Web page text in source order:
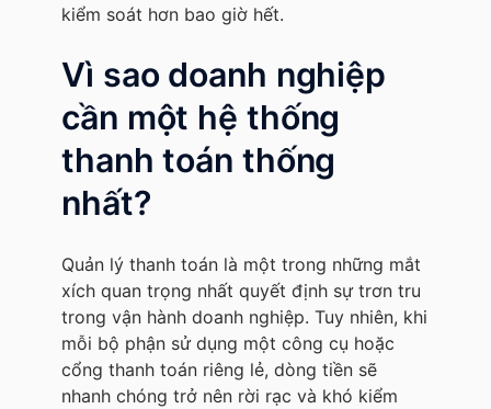
kiểm soát hơn bao giờ hết.
Vì sao doanh nghiệp
cần một hệ thống
thanh toán thống
nhất?
Quản lý thanh toán là một trong những mắt
xích quan trọng nhất quyết định sự trơn tru
trong vận hành doanh nghiệp. Tuy nhiên, khi
mỗi bộ phận sử dụng một công cụ hoặc
cổng thanh toán riêng lẻ, dòng tiền sẽ
nhanh chóng trở nên rời rạc và khó kiểm